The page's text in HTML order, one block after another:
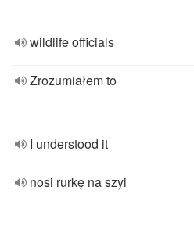
wildlife officials
Zrozumiałem to
I understood it
nosi rurkę na szyi